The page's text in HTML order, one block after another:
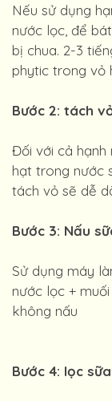
Nếu sử dụng
nước lọc, để
bị chua. 2-3
phytic trong vỏ
Bước 2: tách
Đối với cả hạnh
hạt trong nước
tách vỏ sẽ dễ
Bước 3: Nấu
Sử dụng máy
nước lọc +
không nấu
Bước 4: lọc sữa